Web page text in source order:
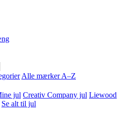
Alle mærker A–Z
jul Creativ Company jul Liewood
Se alt til jul